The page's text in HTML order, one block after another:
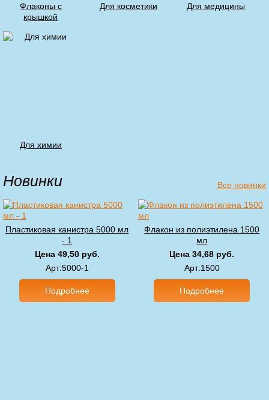
Флаконы с
крышкой
Для косметики Для медицины
Для химии
Новинки Все новинки
Пластиковая канистра 5000 мл
- 1
Цена 49,50 руб.
Арт:5000-1
Подробнее
Флакон из полиэтилена 1500
мл
Цена 34,68 руб.
Арт:1500
Подробнее